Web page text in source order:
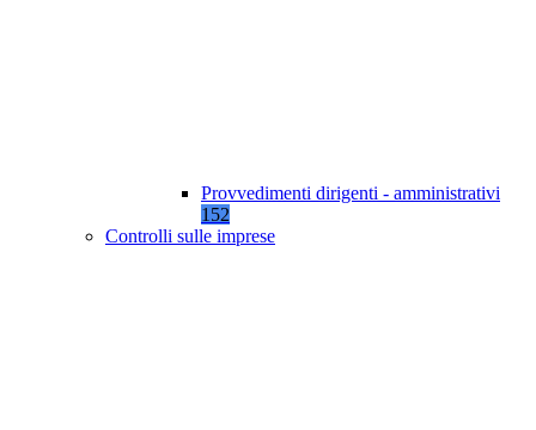
Provvedimenti dirigenti - amministrativi
152
Controlli sulle imprese